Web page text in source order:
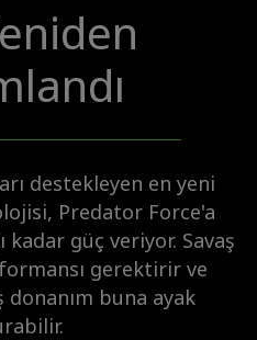
destekleyen en yeni
Predator Force'a
kadar güç veriyor. Savaş
gerektirir ve
donanım buna ayak